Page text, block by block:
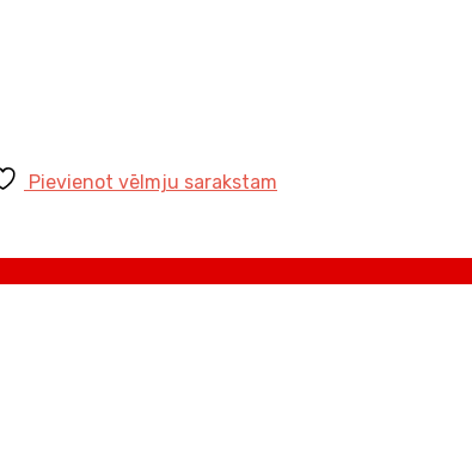
Pievienot vēlmju sarakstam